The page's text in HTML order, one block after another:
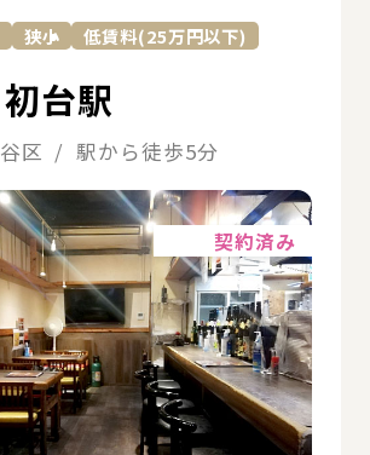
狭小 低賃料(25万円以下)
台駅
区 / 駅から徒歩5分
契約済み